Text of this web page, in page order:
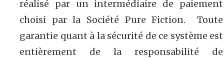
réalisé par un intermédiaire de paiement
choisi par la Société Pure Fiction. Toute
garantie quant à la sécurité de ce système est
entièrement de la responsabilité de